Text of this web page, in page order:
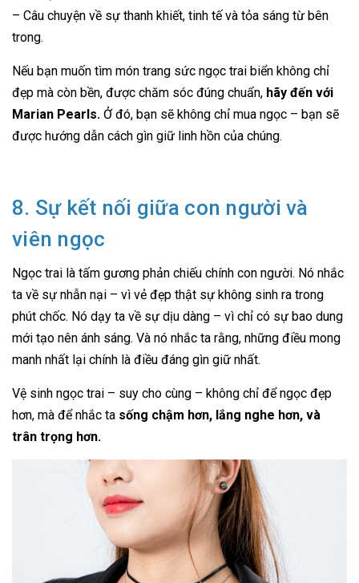
– Câu chuyện về sự thanh khiết, tinh tế và tỏa sáng từ bên
trong.
Nếu bạn muốn tìm món trang sức ngọc trai biển không chỉ
đẹp mà còn bền, được chăm sóc đúng chuẩn, hãy đến với
Marian Pearls. Ở đó, bạn sẽ không chỉ mua ngọc – bạn sẽ
được hướng dẫn cách gìn giữ linh hồn của chúng.
8. Sự kết nối giữa con người và
viên ngọc
Ngọc trai là tấm gương phản chiếu chính con người. Nó nhắc
ta về sự nhẫn nại – vì vẻ đẹp thật sự không sinh ra trong
phút chốc. Nó dạy ta về sự dịu dàng – vì chỉ có sự bao dung
mới tạo nên ánh sáng. Và nó nhắc ta rằng, những điều mong
manh nhất lại chính là điều đáng gìn giữ nhất.
Vệ sinh ngọc trai – suy cho cùng – không chỉ để ngọc đẹp
hơn, mà để nhắc ta sống chậm hơn, lắng nghe hơn, và
trân trọng hơn.